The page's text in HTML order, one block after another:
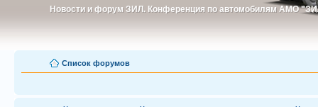
Новости и форум ЗИЛ. Конференция по автомобилям АМО
Новости и форум ЗИЛ. Конференция по автомобилям АМО
Список форумов